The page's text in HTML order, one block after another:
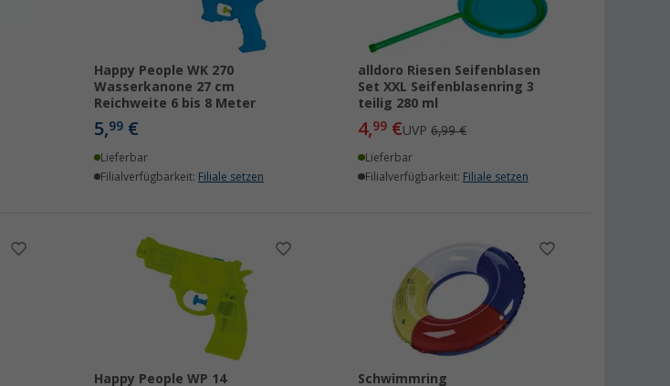
Happy People WK 270
Wasserkanone 27 cm
Reichweite 6 bis 8 Meter
5,99€
Lieferbar
Filialverfügbarkeit: Filiale setzen
alldoro Riesen Seifenblasen
Set XXL Seifenblasenring 3
teilig 280 ml
4,99 €UVP6,99 €
Lieferbar
Filialverfügbarkeit: Filiale setzen
Happy People WP 14
Schwimmring